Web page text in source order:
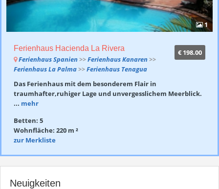
1
€ 198.00
Ferienhaus Hacienda La Rivera
Ferienhaus Spanien >>Ferienhaus Kanaren >>
Ferienhaus La Palma>>Ferienhaus Tenagua
Das Ferienhaus mit dem besonderem Flair in
traumhafter,ruhiger Lage und unvergesslichem Meerblick.
... mehr
Betten: 5
Wohnfläche: 220 m ²
zur Merkliste
Neuigkeiten